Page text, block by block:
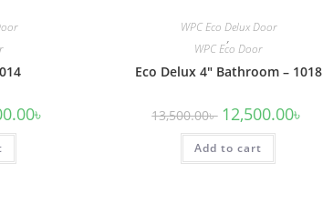
.
৳
WPC Eco Delux Door
,
WPC Eco Door
Eco Delux 4″ Bathroom – 1018
13,500.00৳ Original
price
was:
13,500.00৳ .
12,500.00৳
Add to cart